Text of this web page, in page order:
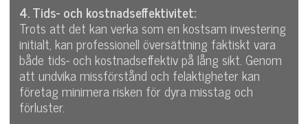
4. Tids- och kostnadseffektivitet:
Trots att det kan verka som en kostsam investering
initialt, kan professionell översättning faktiskt vara
både tids- och kostnadseffektiv på lång sikt. Genom
att undvika missförstånd och felaktigheter kan
företag minimera risken för dyra misstag och
förluster.